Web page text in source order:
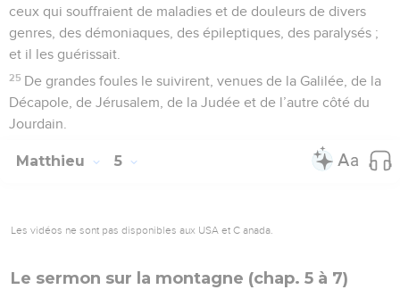
ceux qui souffraient de maladies et de douleurs de divers
genres, des démoniaques, des épileptiques, des paralysés ;
et il les guérissait.
25 De grandes foules le suivirent, venues de la Galilée, de la
Décapole, de Jérusalem, de la Judée et de l’autre côté du
Jourdain.
Matthieu 5
Les vidéos ne sont pas disponibles aux USA et C anada.
Le sermon sur la montagne (chap. 5 à 7)